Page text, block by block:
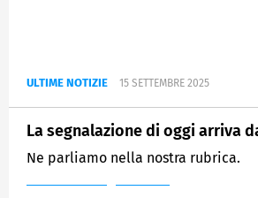
ULTIME NOTIZIE 15 SETTEMBRE 2025
La segnalazione di oggi arriva
Ne parliamo nella nostra rubrica.